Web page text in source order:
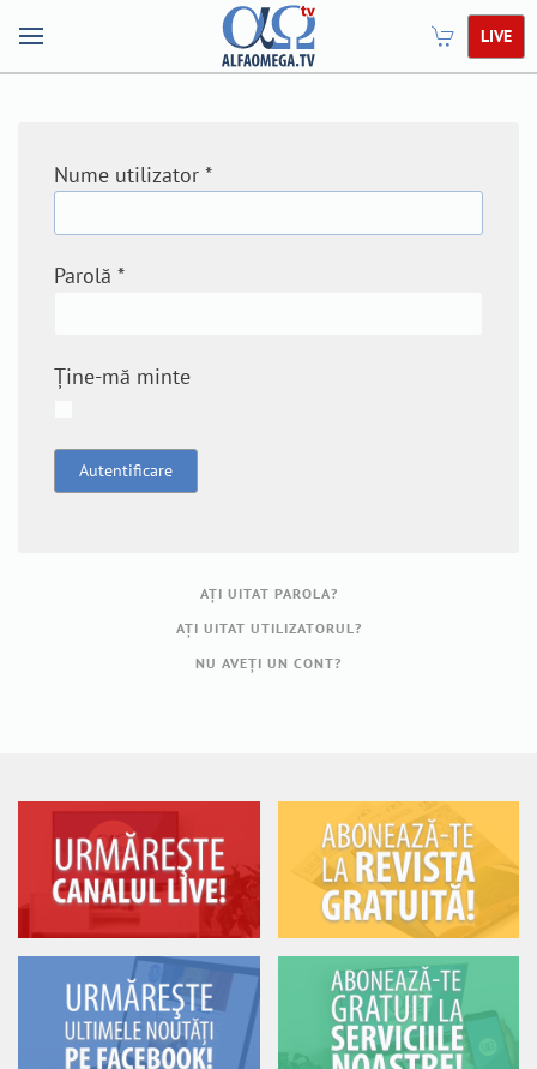
LIVE
Nume utilizator *
Parolă *
Ține-mă minte
Autentificare
AŢI UITAT PAROLA?
AŢI UITAT UTILIZATORUL?
NU AVEȚI UN CONT?